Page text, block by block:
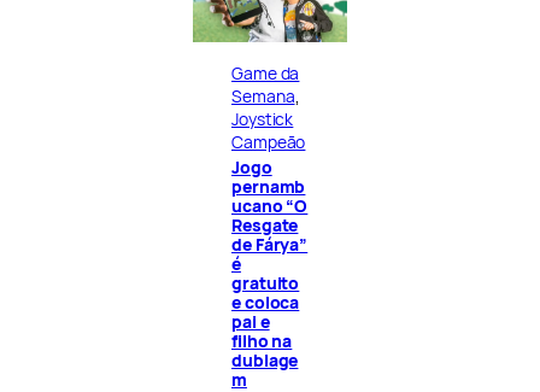
Game da
Semana
Joystick
Campeão
Jogo
pernamb
ucano “O
Resgate
de Fárya”
é
gratuito
e coloca
pai e
filho na
dublage
m